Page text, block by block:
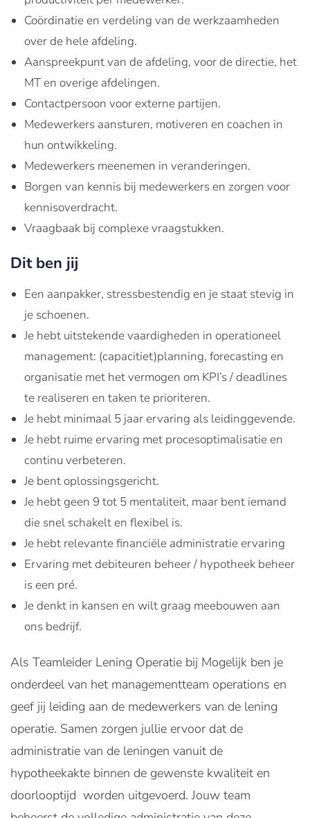
Coördinatie en verdeling van de werkzaamheden
over de hele afdeling.
Aanspreekpunt van de afdeling, voor de directie, het
MT en overige afdelingen.
Contactpersoon voor externe partijen.
Medewerkers aansturen, motiveren en coachen in
hun ontwikkeling.
Medewerkers meenemen in veranderingen.
Borgen van kennis bij medewerkers en zorgen voor
kennisoverdracht.
Vraagbaak bij complexe vraagstukken.
Dit ben jij
Een aanpakker, stressbestendig en je staat stevig in
je schoenen.
Je hebt uitstekende vaardigheden in operationeel
management: (capacitiet)planning, forecasting en
organisatie met het vermogen om KPI’s / deadlines
te realiseren en taken te prioriteren.
Je hebt minimaal 5 jaar ervaring als leidinggevende.
Je hebt ruime ervaring met procesoptimalisatie en
continu verbeteren.
Je bent oplossingsgericht.
Je hebt geen 9 tot 5 mentaliteit, maar bent iemand
die snel schakelt en flexibel is.
Je hebt relevante financiële administratie ervaring
Ervaring met debiteuren beheer / hypotheek beheer
is een pré.
Je denkt in kansen en wilt graag meebouwen aan
ons bedrijf.
Als Teamleider Lening Operatie bij Mogelijk ben je
onderdeel van het managementteam operations en
geef jij leiding aan de medewerkers van de lening
operatie. Samen zorgen jullie ervoor dat de
administratie van de leningen vanuit de
hypotheekakte binnen de gewenste kwaliteit en
doorlooptijd worden uitgevoerd. Jouw team